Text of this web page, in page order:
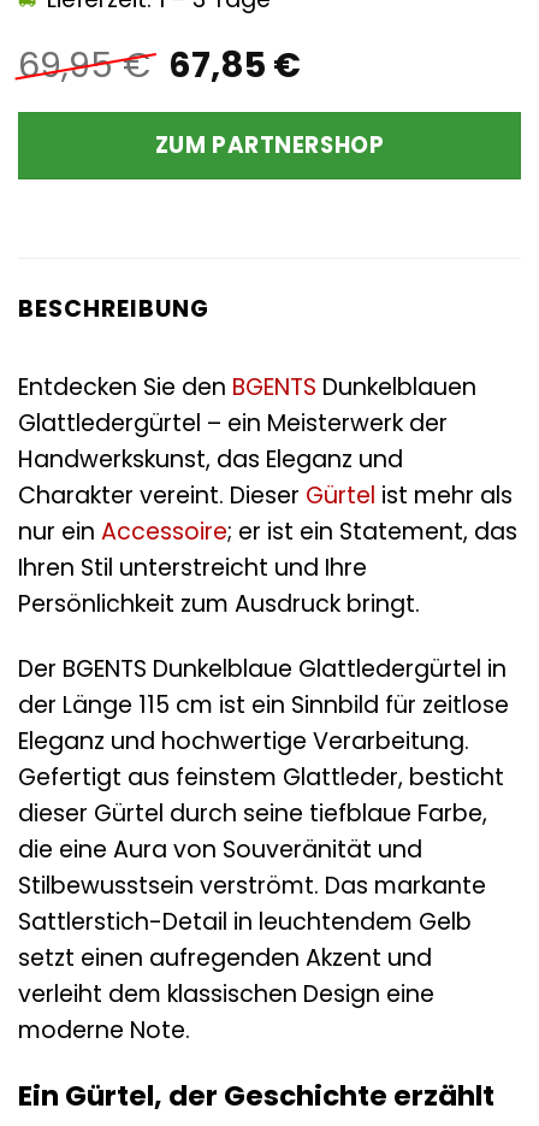
69,95€ Ursprünglicher
Preis
war:
69,95 €
67,85 €Aktueller
ist:
67,85 €.
ZUM PARTNERSHOP
BESCHREIBUNG
Entdecken Sie den BGENTS Dunkelblauen
Glattledergürtel – ein Meisterwerk der
Handwerkskunst, das Eleganz und
Charakter vereint. Dieser Gürtel ist mehr als
nur ein Accessoire; er ist ein Statement, das
Ihren Stil unterstreicht und Ihre
Persönlichkeit zum Ausdruck bringt.
Der BGENTS Dunkelblaue Glattledergürtel in
der Länge 115 cm ist ein Sinnbild für zeitlose
Eleganz und hochwertige Verarbeitung.
Gefertigt aus feinstem Glattleder, besticht
dieser Gürtel durch seine tiefblaue Farbe,
die eine Aura von Souveränität und
Stilbewusstsein verströmt. Das markante
Sattlerstich-Detail in leuchtendem Gelb
setzt einen aufregenden Akzent und
verleiht dem klassischen Design eine
moderne Note.
Ein Gürtel, der Geschichte erzählt